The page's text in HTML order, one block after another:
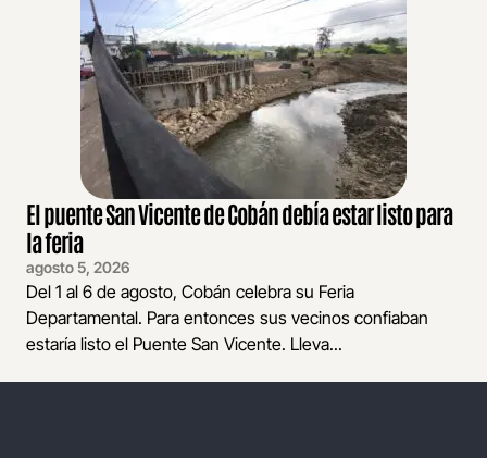
El puente San Vicente de Cobán debía estar listo para
la feria
agosto 5, 2026
Del 1 al 6 de agosto, Cobán celebra su Feria
Departamental. Para entonces sus vecinos confiaban
estaría listo el Puente San Vicente. Lleva...